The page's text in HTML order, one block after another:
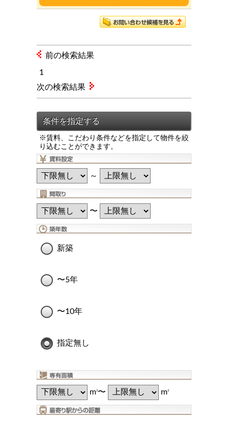
前の検索結果
1
※賃料、こだわり条件などを指定して物件を絞
り込むことができます。
～
〜
新築
〜5年
〜10年
指定無し
m2〜 m2